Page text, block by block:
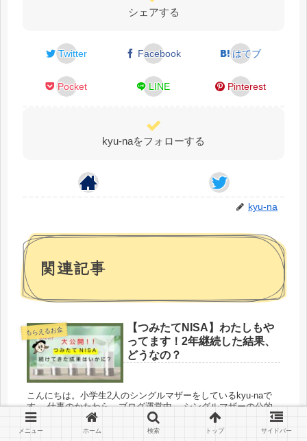
シェアする
Twitter Facebook はてブ
Pocket LINE Pinterest
kyu-naをフォローする
kyu-na
関連記事
もらえるお金
【つみたてNISA】わたしもや
ってます！2年継続した結果、
どうなの？
こんにちは。小学生2人のシングルマザーをしているkyu-naで
す。 仕事のかたわら、ブログ運営中。 シングルマザーの公的
支援や生活の節約術、子供にかかるお金など様々なジャンルを
経験と知識でこなしているところです。 実体験を含め色々とお
メニュー ホーム 検索 トップ サイドバー